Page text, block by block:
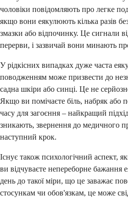
чоловіки повідомляють про легке
якщо вони еякулюють кілька разів без
змазки або відпочинку. Це сигнали
перерви, і зазвичай вони минають
У рідкісних випадках дуже часта
поводженням може призвести до
садна шкіри або синці. Це не
Якщо ви помічаєте біль, набряк або
часу для загоєння – найкращий
зникають, звернення до медичного
наступний крок.
Існує також психологічний аспект,
ви відчуваєте непереборне бажання
день до такої міри, що це заважає
стосункам чи обов'язкам, це може